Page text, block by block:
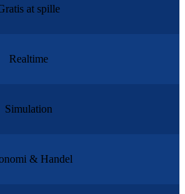
at spille
Realtime
Simulation
& Handel